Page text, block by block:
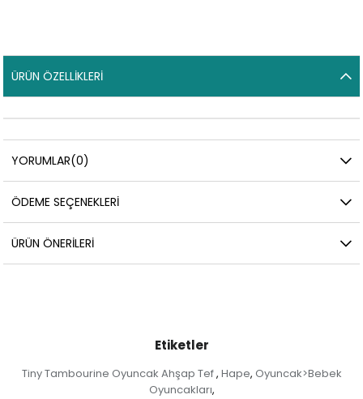
ÜRÜN ÖZELLIKLERI
YORUMLAR(0)
ÖDEME SEÇENEKLERI
ÜRÜN ÖNERILERI
Etiketler
Tiny Tambourine Oyuncak Ahşap Tef, Hape, Oyuncak>Bebek
Oyuncakları,